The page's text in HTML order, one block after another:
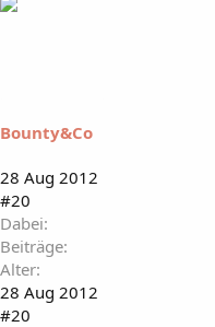
Bounty&Co
28 Aug 2012
#20
Dabei
Beiträge
Alter
28 Aug 2012
#20